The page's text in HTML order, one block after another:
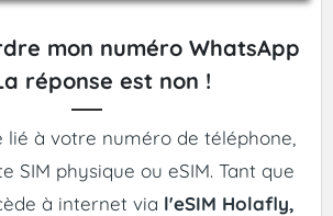
mon numéro WhatsApp
réponse est non !
lié à votre numéro de téléphone,
SIM physique ou eSIM. Tant que
à internet via l'eSIM Holafly,